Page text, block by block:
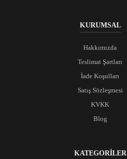
KURUMSAL
Hakkımızda
Teslimat Şartları
İade Koşulları
Satış Sözleşmesi
KVKK
Blog
KATEGORİLER